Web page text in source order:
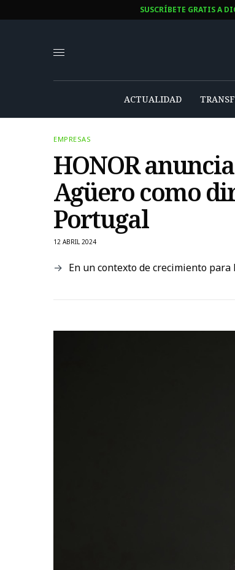
SUSCRÍBETE GRATIS A
ACTUALIDAD
EMPRESAS
HONOR
Agüero como
Portugal
12 ABRIL 2024
En un contexto de crecimiento